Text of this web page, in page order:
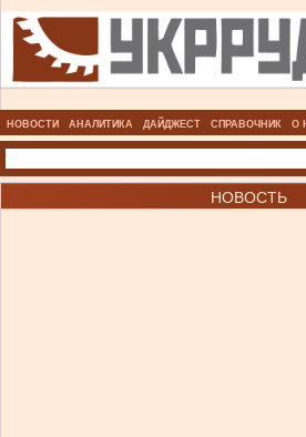
НОВОСТИ АНАЛИТИКА ДАЙДЖЕСТ СПРАВОЧНИК О
НОВОСТЬ